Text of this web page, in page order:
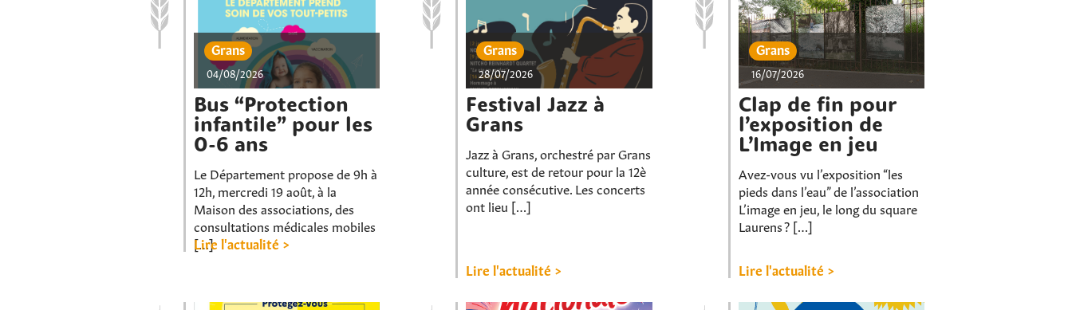
Grans
04/08/2026
Bus “Protection
infantile” pour les
0-6 ans
Le Département propose de 9h à
12h, mercredi 19 août, à la
Maison des associations, des
consultations médicales mobiles
[…]
Lire l'actualité >
Grans
28/07/2026
Festival Jazz à
Grans
Jazz à Grans, orchestré par Grans
culture, est de retour pour la 12è
année consécutive. Les concerts
ont lieu […]
Lire l'actualité >
Grans
16/07/2026
Clap de fin pour
l’exposition de
L’Image en jeu
Avez-vous vu l’exposition “les
pieds dans l’eau” de l’association
L’image en jeu, le long du square
Laurens ? […]
Lire l'actualité >